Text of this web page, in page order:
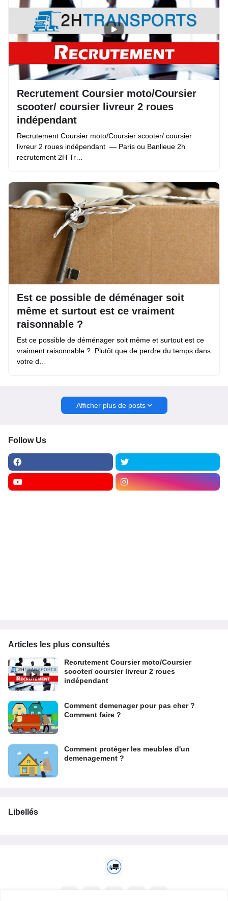
Recrutement Coursier moto/Coursier
scooter/ coursier livreur 2 roues
indépendant
Recrutement Coursier moto/Coursier scooter/ coursier
livreur 2 roues indépendant — Paris ou Banlieue 2h
recrutement 2H Tr…
Est ce possible de déménager soit
même et surtout est ce vraiment
raisonnable ?
Est ce possible de déménager soit même et surtout est ce
vraiment raisonnable ? Plutôt que de perdre du temps dans
votre d…
Afficher plus de posts
Follow Us
Articles les plus consultés
Recrutement Coursier moto/Coursier
scooter/ coursier livreur 2 roues
indépendant
Comment demenager pour pas cher ?
Comment faire ?
Comment protéger les meubles d'un
demenagement ?
Libellés